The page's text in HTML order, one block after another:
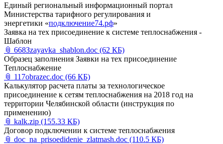
Единый региональный информационный портал
Министерства тарифного регулирования и
энергетики «подключение74.рф»
Заявка на тех присоединение к системе теплоснабжения -
Шаблон
📎 668Зzayavka_shablon.doc (62 КБ)
Образец заполнения Заявки на тех присоединение
Теплоснабжение
📎 117obrazec.doc (66 КБ)
Калькулятор расчета платы за технологическое
присоединение к сетям теплоснабжения на 2018 год на
территории Челябинской области (инструкция по
применению)
📎 kalk.zip (155.33 КБ)
Договор подключении к системе теплоснабжения
📎 doc_na_prisoedidenie_zlatmash.doc (110.5 КБ)